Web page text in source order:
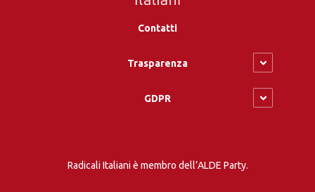
Contatti
Trasparenza
GDPR
Radicali Italiani è membro dell’ALDE Party.